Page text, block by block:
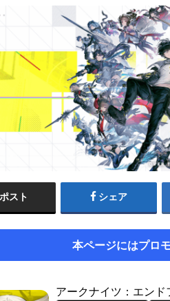
ポスト シェア
本ページにはプロ
アークナイツ：エンド